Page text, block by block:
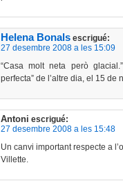
Helena Bonals escrigué:
27 desembre 2008 a les 15:09
“Casa molt neta però
perfecta” de l’altre dia, el 15 de
Antoni escrigué:
27 desembre 2008 a les 15:48
Un canvi important respecte a
Villette.